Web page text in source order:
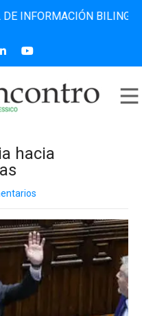
BILINGÜE
hacia